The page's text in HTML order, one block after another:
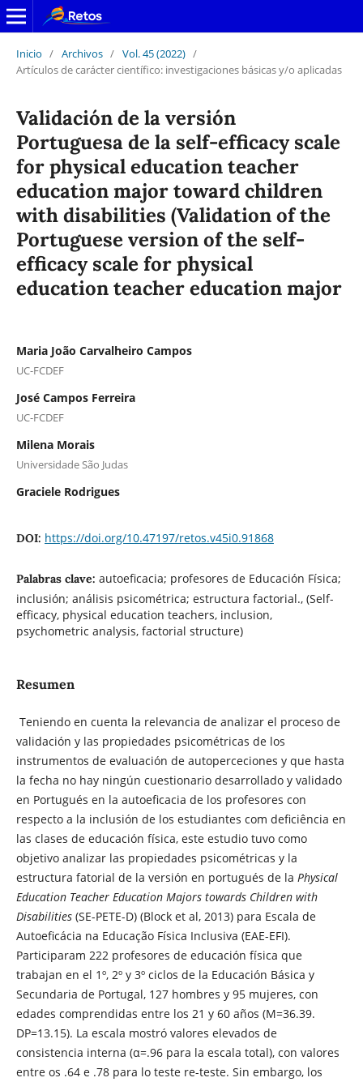
Inicio / Archivos / Vol. 45 (2022) /
Artículos de carácter científico: investigaciones básicas y/o aplicadas
Validación de la versión
Portuguesa de la self-efficacy scale
for physical education teacher
education major toward children
with disabilities (Validation of the
Portuguese version of the self-
efficacy scale for physical
education teacher education major
Maria João Carvalheiro Campos
UC-FCDEF
José Campos Ferreira
UC-FCDEF
Milena Morais
Universidade São Judas
Graciele Rodrigues
DOI: https://doi.org/10.47197/retos.v45i0.91868
Palabras clave: autoeficacia; profesores de Educación Física;
inclusión; análisis psicométrica; estructura factorial., (Self-
efficacy, physical education teachers, inclusion,
psychometric analysis, factorial structure)
Resumen
Teniendo en cuenta la relevancia de analizar el proceso de
validación y las propiedades psicométricas de los
instrumentos de evaluación de autoperceciones y que hasta
la fecha no hay ningún cuestionario desarrollado y validado
en Portugués en la autoeficacia de los profesores con
respecto a la inclusión de los estudiantes com deficiência en
las clases de educación física, este estudio tuvo como
objetivo analizar las propiedades psicométricas y la
estructura fatorial de la versión en portugués de la Physical
Education Teacher Education Majors towards Children with
Disabilities(SE-PETE-D) (Block et al, 2013) para Escala de
Autoeficácia na Educação Física Inclusiva (EAE-EFI).
Participaram 222 profesores de educación física que
trabajan en el 1º, 2º y 3º ciclos de la Educación Básica y
Secundaria de Portugal, 127 hombres y 95 mujeres, con
edades comprendidas entre los 21 y 60 años (M=36.39.
DP=13.15). La escala mostró valores elevados de
consistencia interna (α=.96 para la escala total), con valores
entre os .64 e .78 para lo teste re-teste. Sin embargo, los